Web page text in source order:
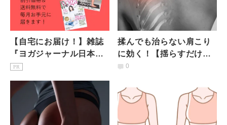
【自宅にお届け！】雑誌
『ヨガジャーナル日本
版』予約購読のご案内
PR
揉んでも治らない肩こり
に効く！【揺らすだけ】
慢性肩こりがスーッと軽
0